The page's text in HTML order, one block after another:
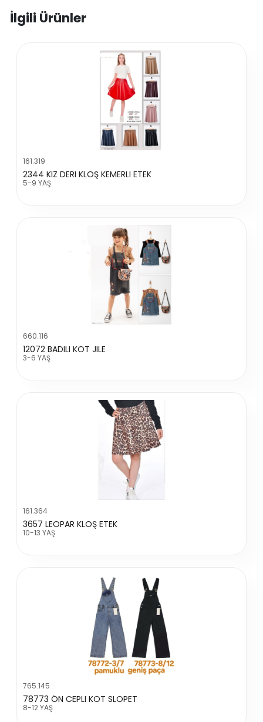
İlgili Ürünler
161.319
2344 KIZ DERI KLOŞ KEMERLI ETEK
5-9 YAŞ
660.116
12072 BADILI KOT JILE
3-6 YAŞ
161.364
3657 LEOPAR KLOŞ ETEK
10-13 YAŞ
765.145
78773 ÖN CEPLI KOT SLOPET
8-12 YAŞ